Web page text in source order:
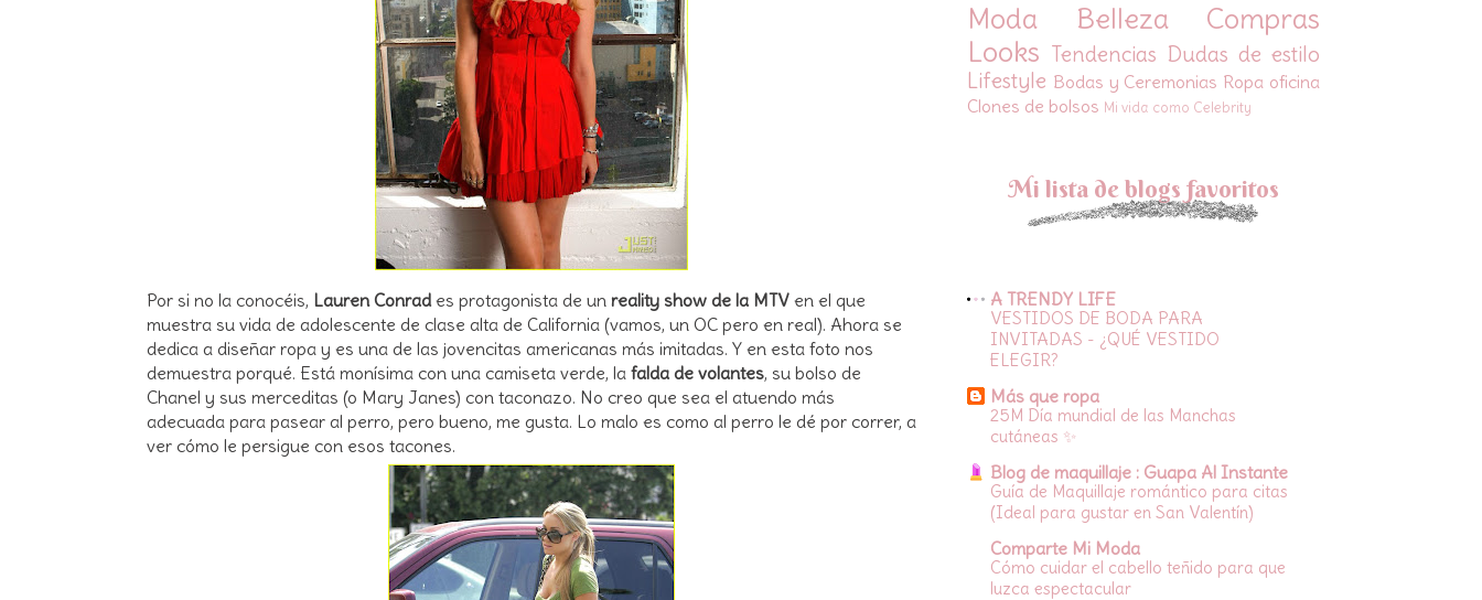
Por si no la conocéis, Lauren Conrades protagonista de un reality show de la MTV en el que
muestra su vida de adolescente de clase alta de California (vamos, un OC pero en real). Ahora se
dedica a diseñar ropa y es una de las jovencitas americanas más imitadas. Y en esta foto nos
demuestra porqué. Está monísima con una camiseta verde, la falda de volantes, su bolso de
Chanel y sus merceditas (o Mary Janes) con taconazo. No creo que sea el atuendo más
adecuada para pasear al perro, pero bueno, me gusta. Lo malo es como al perro le dé por correr, a
ver cómo le persigue con esos tacones.
Moda Belleza
Compras
Looks Tendencias Dudas de estilo
Lifestyle Bodas y Ceremonias Ropa oficina
Clones de bolsos Mi vida como Celebrity
Mi lista de blogs favoritos
A TRENDY LIFE
VESTIDOS DE BODA PARA
INVITADAS - ¿QUÉ VESTIDO
ELEGIR?
Más que ropa
25M Día mundial de las Manchas
cutáneas ✨
Blog de maquillaje : Guapa Al Instante
Guía de Maquillaje romántico para citas
(Ideal para gustar en San Valentín)
Comparte Mi Moda
Cómo cuidar el cabello teñido para que
luzca espectacular